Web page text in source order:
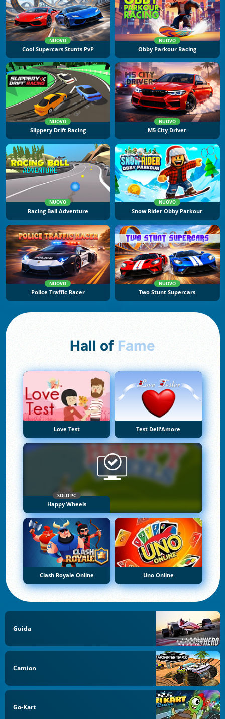
NUOVO
Cool Supercars Stunts PvP
NUOVO
Obby Parkour Racing
NUOVO
Slippery Drift Racing
NUOVO
M5 City Driver
NUOVO
Racing Ball Adventure
NUOVO
Snow Rider Obby Parkour
NUOVO
Police Traffic Racer
NUOVO
Two Stunt Supercars
Hall of Fame
Love Test Test Dell'Amore
SOLO PC
Happy Wheels
Clash Royale Online Uno Online
Guida
Camion
Go-Kart